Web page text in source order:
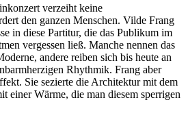
verzeiht keine
den ganzen Menschen. Vilde Frang
in diese Partitur, die das Publikum im
vergessen ließ. Manche nennen das
andere reiben sich bis heute an
Rhythmik. Frang aber
Sie sezierte die Architektur mit dem
einer Wärme, die man diesem sperrigen